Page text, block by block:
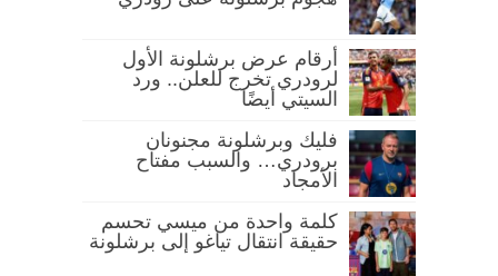
أرقام عرض برشلونة الأول
لرودري تخرج للعلن.. ورد
السيتي أيضًا
فليك وبرشلونة مجنونان
برودري… والسبب مفتاح
الأمجاد
كلمة واحدة من ميسي تحسم
حقيقة انتقال تياغو إلى برشلونة